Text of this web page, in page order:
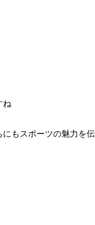
ね
もスポーツの魅力を